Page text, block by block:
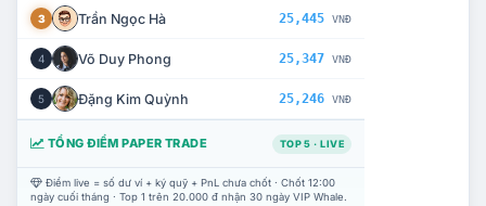
3 Trần Ngọc Hà 25,445 VNĐ
4 Võ Duy Phong 25,347 VNĐ
5 Đặng Kim Quỳnh 25,246 VNĐ
TỔNG ĐIỂM PAPER TRADE TOP 5 · LIVE
Điểm live = số dư ví + ký quỹ + PnL chưa chốt · Chốt 12:00
ngày cuối tháng · Top 1 trên 20.000 đ nhận 30 ngày VIP Whale.